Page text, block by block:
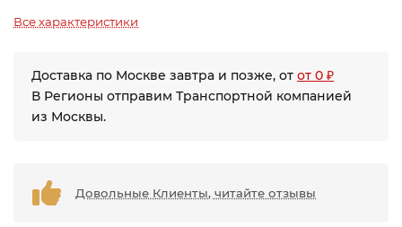
Все характеристики
Доставка по Москве завтра и позже, от от 0 ₽
В Регионы отправим Транспортной компанией
из Москвы.
Довольные Клиенты, читайте отзывы